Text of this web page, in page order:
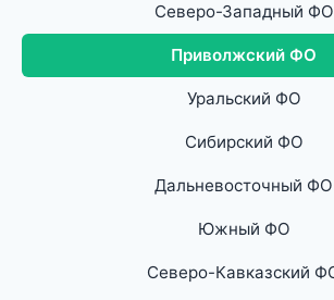
Северо-Западный ФО
Приволжский ФО
Уральский ФО
Сибирский ФО
Дальневосточный ФО
Южный ФО
Северо-Кавказский